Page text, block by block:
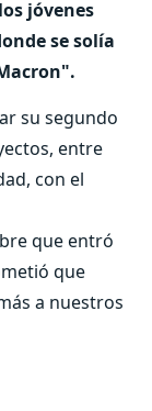
jóvenes
se solía
su segundo
entre
con el
que entró
que
a nuestros